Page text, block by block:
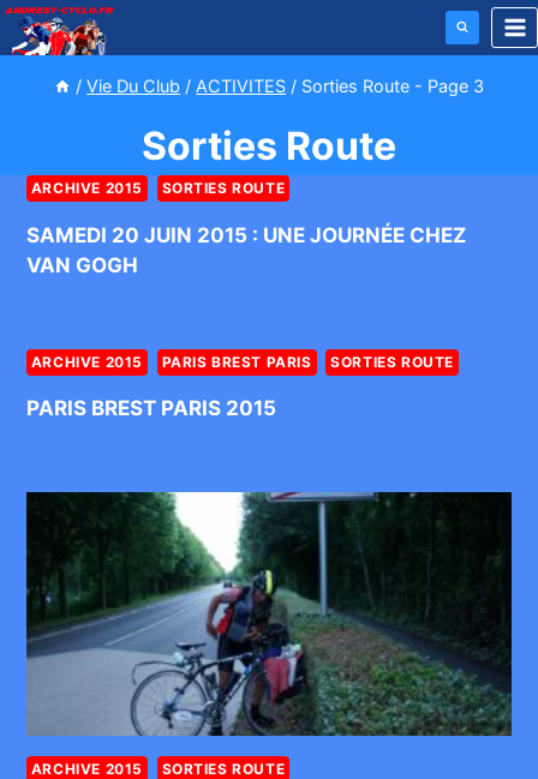
Aller
au
contenu / Vie Du Club / ACTIVITES / Sorties Route - Page 3
Sorties Route
ARCHIVE 2015 SORTIES ROUTE
SAMEDI 20 JUIN 2015 : UNE JOURNÉE CHEZ
VAN GOGH
ARCHIVE 2015 PARIS BREST PARIS SORTIES ROUTE
PARIS BREST PARIS 2015
ARCHIVE 2015 SORTIES ROUTE